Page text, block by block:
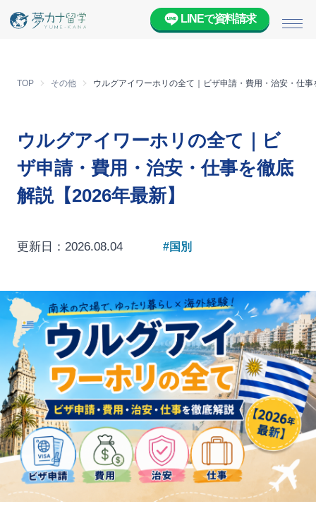
メ
LINEで資料請求
TOP その他 ウルグアイワーホリの全て｜ビザ申請・費用・治安・仕
ウルグアイワーホリの全て｜ビ
ザ申請・費用・治安・仕事を徹底
解説【2026年最新】
更新日：2026.08.04 #国別